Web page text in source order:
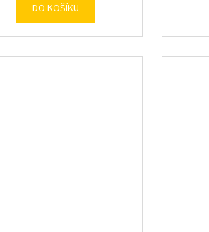
DO KOŠÍKU